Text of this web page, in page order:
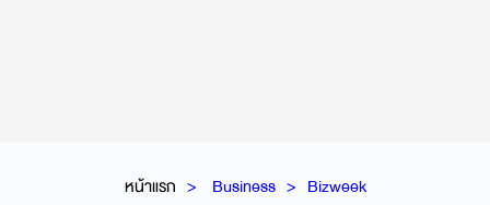
หน้าแรก Business Bizweek